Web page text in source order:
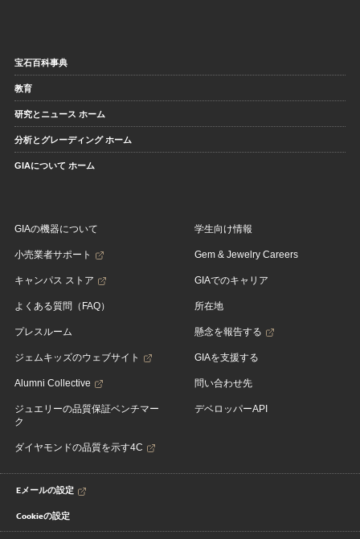
宝石百科事典
教育
研究とニュース ホーム
分析とグレーディング ホーム
GIAについて ホーム
GIAの機器について
小売業者サポート
キャンパス ストア
よくある質問（FAQ）
プレスルーム
ジェムキッズのウェブサイト
Alumni Collective
ジュエリーの品質保証ベンチマー
ク
ダイヤモンドの品質を示す4C
学生向け情報
Gem & Jewelry Careers
GIAでのキャリア
所在地
懸念を報告する
GIAを支援する
問い合わせ先
デベロッパーAPI
Eメールの設定
Cookieの設定